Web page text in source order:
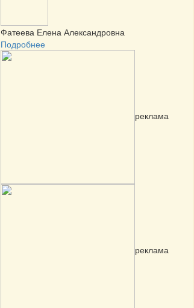
Фатеева Елена Александровна
Подробнее
реклама
реклама